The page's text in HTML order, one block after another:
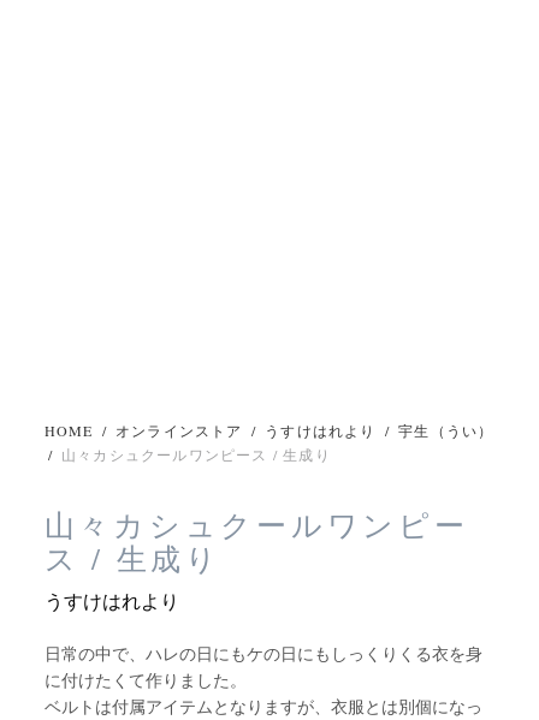
HOME / オンラインストア / うすけはれより / 宇生（うい）
/ 山々カシュクールワンピース / 生成り
山々カシュクールワンピー
ス / 生成り
うすけはれより
日常の中で、ハレの日にもケの日にもしっくりくる衣を身
に付けたくて作りました。
ベルトは付属アイテムとなりますが、衣服とは別個になっ